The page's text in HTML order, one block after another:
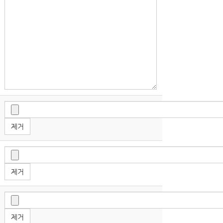
제거
제거
제거